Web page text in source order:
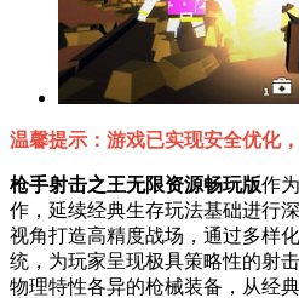
温馨提示：游戏已实现安全优化
枪手射击之王无限资源畅玩版作
作，延续经典生存玩法基础进行
视角打造高精度战场，通过多样
统，为玩家呈现极具策略性的射
物理特性各异的枪械装备，从经